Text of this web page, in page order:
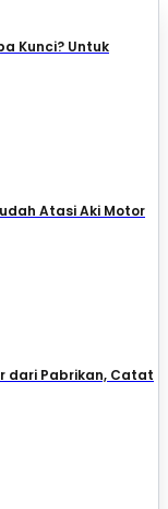
Kunci? Untuk
Atasi Aki Motor
dari Pabrikan, Catat